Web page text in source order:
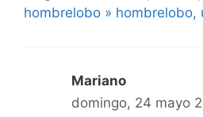
hombrelobo » hombrelobo,
Mariano
domingo, 24 mayo